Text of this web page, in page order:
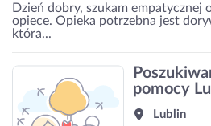
Dzień dobry, szukam empatycznej
opiece. Opieka potrzebna jest
która...
pomocy
Lublin